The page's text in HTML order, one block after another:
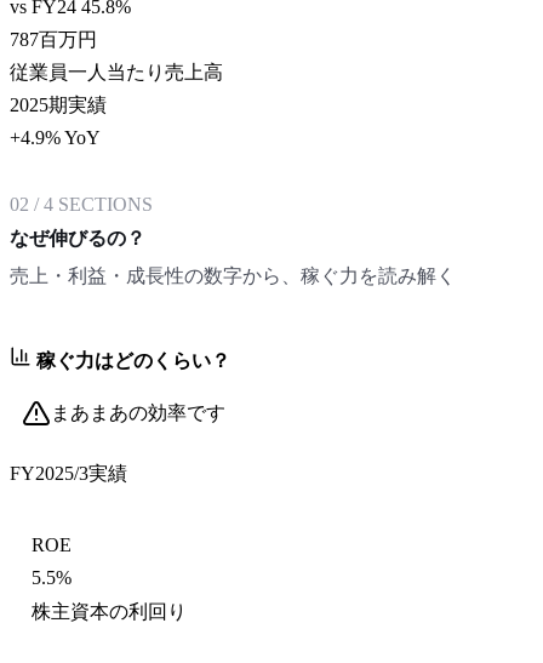
vs FY24 45.8%
787百万円
従業員一人当たり売上高
2025期実績
+4.9% YoY
02 /4 SECTIONS
なぜ伸びるの？
売上・利益・成長性の数字から、稼ぐ力を読み解く
稼ぐ力はどのくらい？
まあまあの効率です
FY2025/3実績
ROE
5.5%
株主資本の利回り